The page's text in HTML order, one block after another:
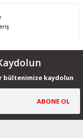
bültenimize kaydolun
ABONE OL